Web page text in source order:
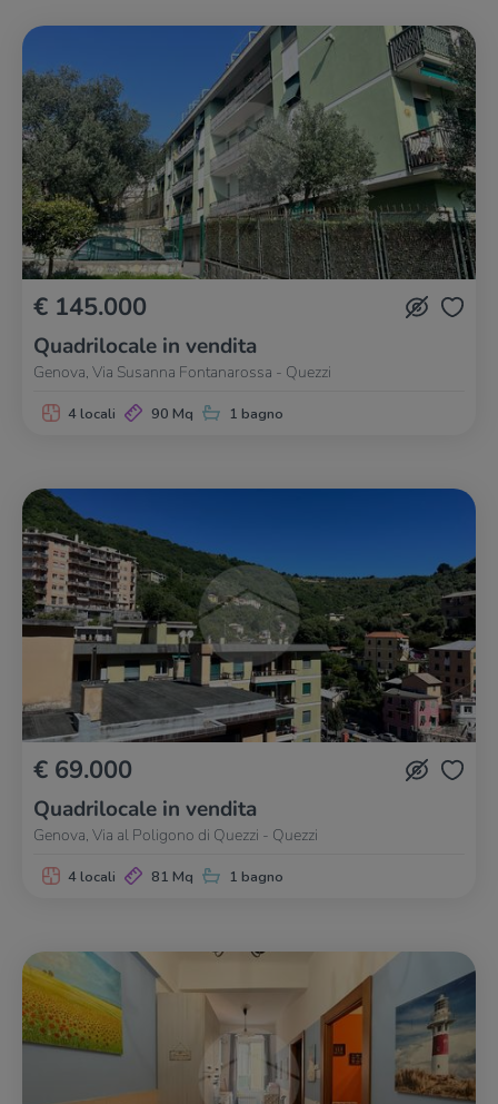
€ 145.000
Quadrilocale in vendita
Genova, Via Susanna Fontanarossa - Quezzi
4 locali 90 Mq 1 bagno
€ 69.000
Quadrilocale in vendita
Genova, Via al Poligono di Quezzi - Quezzi
4 locali 81 Mq 1 bagno